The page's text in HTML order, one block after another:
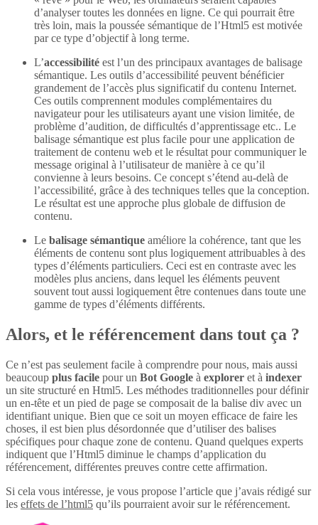
d’analyser toutes les données en ligne. Ce qui pourrait être
très loin, mais la poussée sémantique de l’Html5 est motivée
par ce type d’objectif à long terme.
L’accessibilité est l’un des principaux avantages de balisage
sémantique. Les outils d’accessibilité peuvent bénéficier
grandement de l’accès plus significatif du contenu Internet.
Ces outils comprennent modules complémentaires du
navigateur pour les utilisateurs ayant une vision limitée, de
problème d’audition, de difficultés d’apprentissage etc.. Le
balisage sémantique est plus facile pour une application de
traitement de contenu web et le résultat pour communiquer le
message original à l’utilisateur de manière à ce qu’il
convienne à leurs besoins. Ce concept s’étend au-delà de
l’accessibilité, grâce à des techniques telles que la conception.
Le résultat est une approche plus globale de diffusion de
contenu.
Le balisage sémantique améliore la cohérence, tant que les
éléments de contenu sont plus logiquement attribuables à des
types d’éléments particuliers. Ceci est en contraste avec les
modèles plus anciens, dans lequel les éléments peuvent
souvent tout aussi logiquement être contenues dans toute une
gamme de types d’éléments différents.
Alors, et le référencement dans tout ça ?
Ce n’est pas seulement facile à comprendre pour nous, mais aussi
beaucoup plus facile pour un Bot Google à explorer et à indexer
un site structuré en Html5. Les méthodes traditionnelles pour définir
un en-tête et un pied de page se composait de la balise div avec un
identifiant unique. Bien que ce soit un moyen efficace de faire les
choses, il est bien plus désordonnée que d’utiliser des balises
spécifiques pour chaque zone de contenu. Quand quelques experts
indiquent que l’Html5 diminue le champs d’application du
référencement, différentes preuves contre cette affirmation.
Si cela vous intéresse, je vous propose l’article que j’avais rédigé sur
les effets de l’html5 qu’ils pourraient avoir sur le référencement.